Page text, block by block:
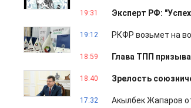
19:31 Эксперт РФ:
19:12 РКФР возьмет на
18:59 Глава ТПП
18:40 Зрелость
17:32 Акылбек Жапаров